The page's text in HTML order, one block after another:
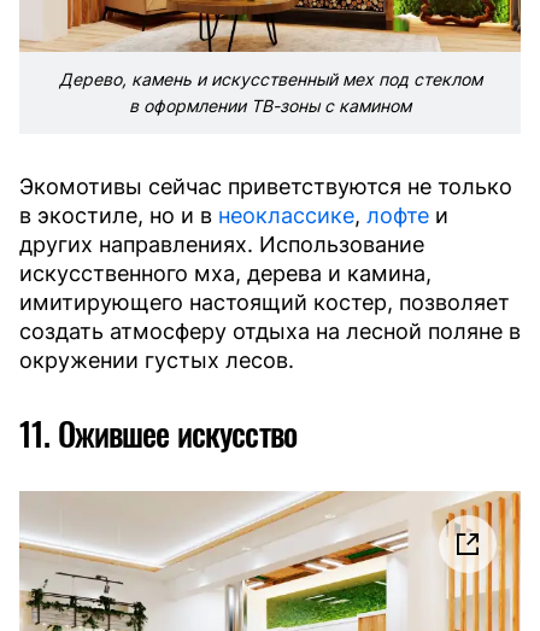
Дерево, камень и искусственный мех под стеклом
в оформлении ТВ-зоны с камином
Экомотивы сейчас приветствуются не только
в экостиле, но и в неоклассике, лофте и
других направлениях. Использование
искусственного мха, дерева и камина,
имитирующего настоящий костер, позволяет
создать атмосферу отдыха на лесной поляне в
окружении густых лесов.
11. Ожившее искусство